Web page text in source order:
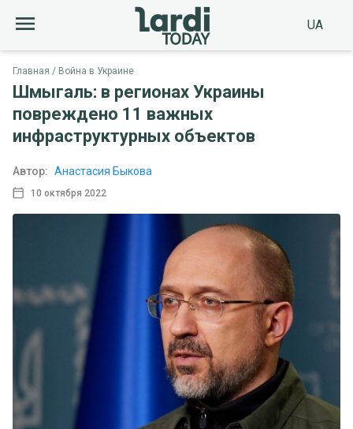
UA
Главная Война в Украине
Шмыгаль: в регионах Украины
повреждено 11 важных
инфраструктурных объектов
10 октября 2022
Автор: Анастасия Быкова